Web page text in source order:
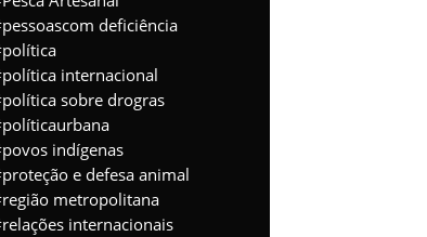
pessoascom deficiência
política
política internacional
política sobre drogras
políticaurbana
povos indígenas
proteção e defesa animal
região metropolitana
relações internacionais